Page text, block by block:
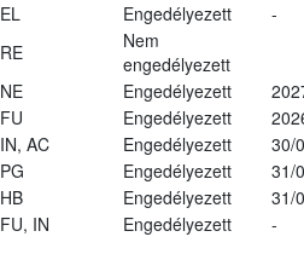
EL Engedélyezett
-
RE
Nem
engedélyezett
NE Engedélyezett
FU Engedélyezett
IN, AC Engedélyezett
30/
PG Engedélyezett
31/
HB Engedélyezett
31/
FU, IN Engedélyezett
-